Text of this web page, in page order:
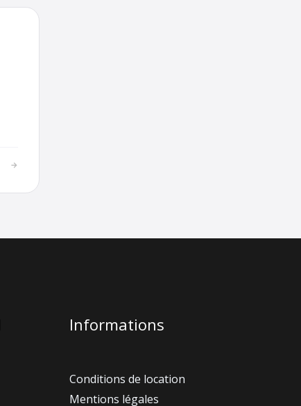
→
Informations
Conditions de location
Mentions légales